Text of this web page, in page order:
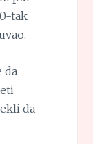
tak
da
da